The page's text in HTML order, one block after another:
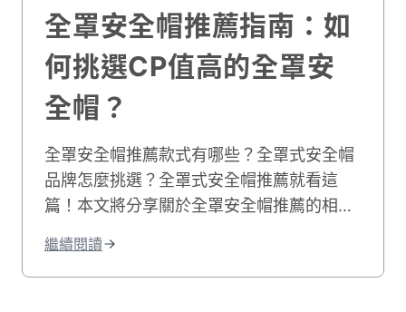
全罩安全帽推薦指南：如
何挑選CP值高的全罩安
全帽？
全罩安全帽推薦款式有哪些？全罩式安全帽
品牌怎麼挑選？全罩式安全帽推薦就看這
篇！本文將分享關於全罩安全帽推薦的相關
考，讓你找到最舒服合適的全罩安全帽！
繼續閱讀